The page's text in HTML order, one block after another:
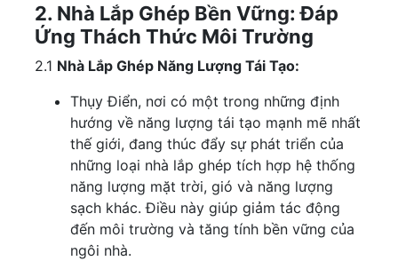
2. Nhà Lắp Ghép Bền Vững: Đáp
Ứng Thách Thức Môi Trường
2.1 Nhà Lắp Ghép Năng Lượng Tái Tạo:
Thụy Điển, nơi có một trong những định
hướng về năng lượng tái tạo mạnh mẽ nhất
thế giới, đang thúc đẩy sự phát triển của
những loại nhà lắp ghép tích hợp hệ thống
năng lượng mặt trời, gió và năng lượng
sạch khác. Điều này giúp giảm tác động
đến môi trường và tăng tính bền vững của
ngôi nhà.